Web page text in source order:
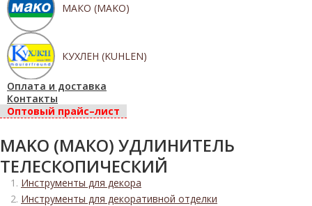
МАКО (MAKO)
КУХЛЕН (KUHLEN)
Оплата и доставка
Контакты
Оптовый прайс–лист
MAKO (МАКО) УДЛИНИТЕЛЬ
ТЕЛЕСКОПИЧЕСКИЙ
Инструменты для декора
Инструменты для декоративной отделки